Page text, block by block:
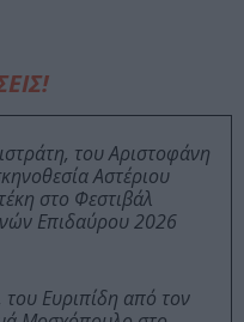
του Αριστοφάνη
Αστέριου
στο Φεστιβάλ
Επιδαύρου 2026
του Ευριπίδη από τον